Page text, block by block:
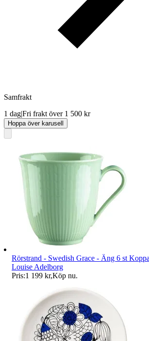
Samfrakt
1 dag|Fri frakt över 1 500 kr
Hoppa över karusell
Rörstrand - Swedish Grace - Äng 6 st
Louise Adelborg
Pris:1 199 kr,Köp nu.